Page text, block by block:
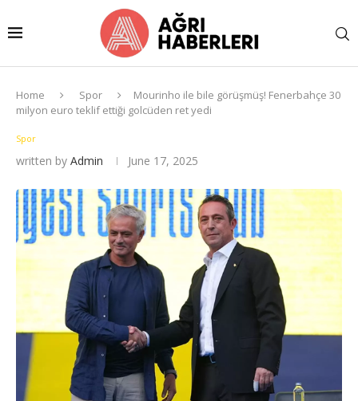
Home Spor
Mourinho ile bile görüşmüş! Fenerbahçe 30
milyon euro teklif ettiği golcüden ret yedi
Spor
written by Admin June 17, 2025